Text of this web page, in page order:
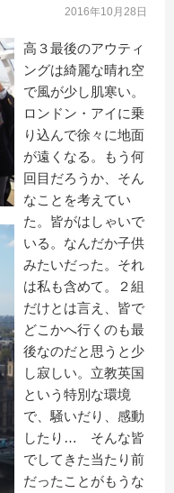
2016年10月28日
高３最後のアウティ
ングは綺麗な晴れ空
で風が少し肌寒い。
ロンドン・アイに乗
り込んで徐々に地面
が遠くなる。もう何
回目だろうか、そん
なことを考えてい
た。皆がはしゃいで
いる。なんだか子供
みたいだった。それ
は私も含めて。２組
だけとは言え、皆で
どこかへ行くのも最
後なのだと思うと少
し寂しい。立教英国
という特別な環境
で、騒いだり、感動
したり… そんな皆
でしてきた当たり前
だったことがもうな